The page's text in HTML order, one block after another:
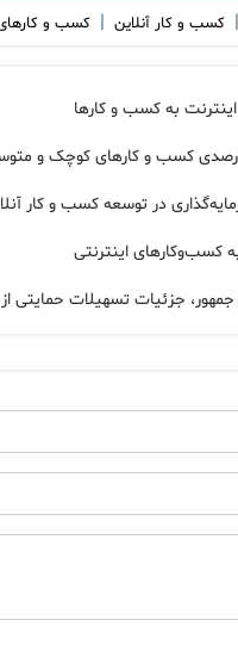
| کسب و کار آنلاین | کسب و کارهای
به کسب و کارها
در توسعه کسب و کار
کسب‌وکارهای اینترنتی
جزئیات تسهیلات حمایتی از